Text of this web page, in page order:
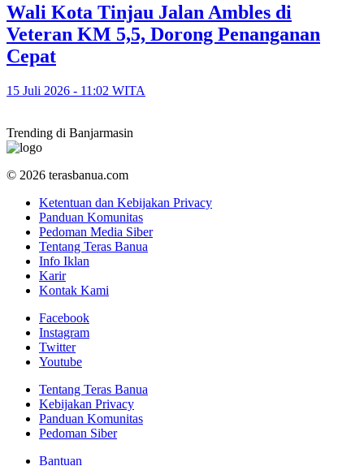
​Wali Kota Tinjau Jalan Ambles di
Veteran KM 5,5, Dorong Penanganan
Cepat
15 Juli 2026 - 11:02 WITA
Trending di Banjarmasin
© 2026 terasbanua.com
Ketentuan dan Kebijakan Privacy
Panduan Komunitas
Pedoman Media Siber
Tentang Teras Banua
Info Iklan
Karir
Kontak Kami
Facebook
Instagram
Twitter
Youtube
Tentang Teras Banua
Kebijakan Privacy
Panduan Komunitas
Pedoman Siber
Bantuan